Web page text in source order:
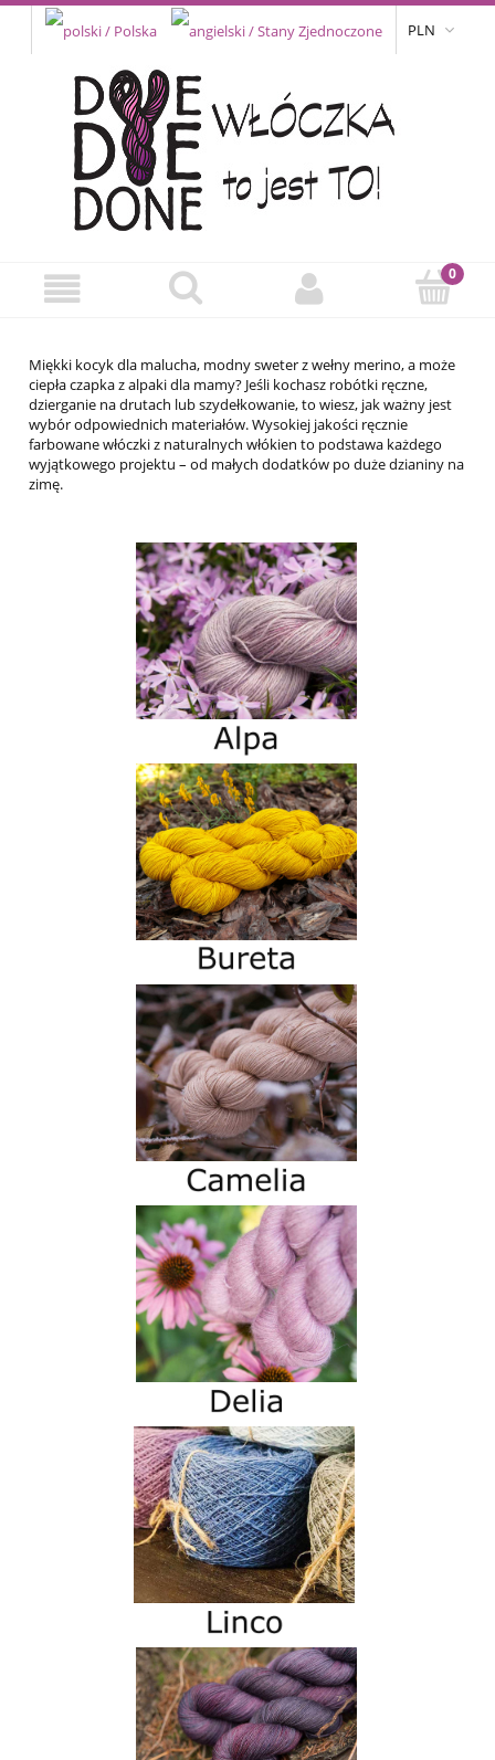
PLN
Miękki kocyk dla malucha, modny sweter z wełny merino, a może
ciepła czapka z alpaki dla mamy? Jeśli kochasz robótki ręczne,
dzierganie na drutach lub szydełkowanie, to wiesz, jak ważny jest
wybór odpowiednich materiałów. Wysokiej jakości ręcznie
farbowane włóczki z naturalnych włókien to podstawa każdego
wyjątkowego projektu – od małych dodatków po duże dzianiny na
zimę.